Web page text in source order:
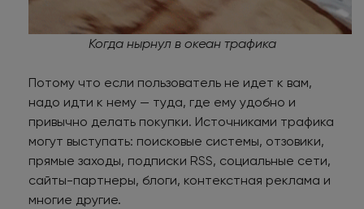
Когда нырнул в океан трафика
Потому что если пользователь не идет к вам,
надо идти к нему — туда, где ему удобно и
привычно делать покупки. Источниками трафика
могут выступать: поисковые системы, отзовики,
прямые заходы, подписки RSS, социальные сети,
сайты-партнеры, блоги, контекстная реклама и
многие другие.